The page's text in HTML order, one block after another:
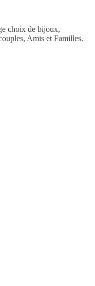
choix de bijoux,
Amis et Familles.